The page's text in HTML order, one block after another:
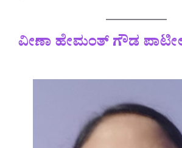
ವೀಣಾ ಹೇಮಂತ್ ಗೌಡ